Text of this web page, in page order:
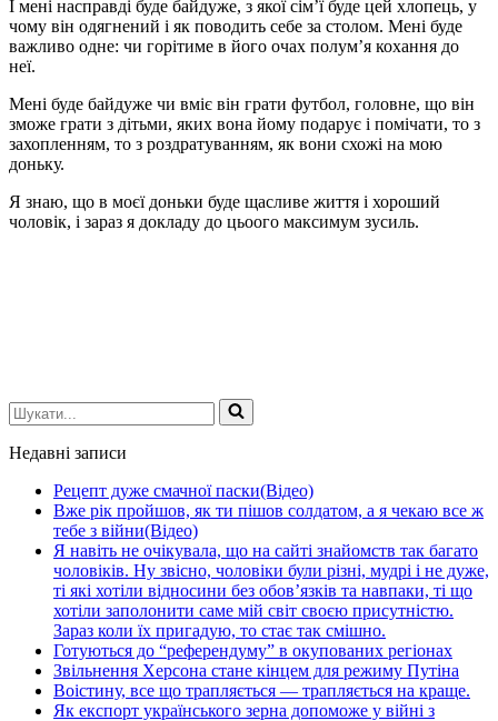
І мені насправді буде байдуже, з якої сім’ї буде цей хлопець, у
чому він одягнений і як поводить себе за столом. Мені буде
важливо одне: чи горітиме в його очах полум’я кохання до
неї.
Мені буде байдуже чи вміє він грати футбол, головне, що він
зможе грати з дітьми, яких вона йому подарує і помічати, то з
захопленням, то з роздратуванням, як вони схожі на мою
доньку.
Я знаю, що в моєї доньки буде щасливе життя і хороший
чоловік, і зараз я докладу до цьоого максимум зусиль.
Шукати...
Недавні записи
Рецепт дуже смачної паски(Відео)
Вже рік пройшов, як ти пішов солдатом, а я чекаю все ж
тебе з війни(Відео)
Я навіть не очікувала, що на сайті знайомств так багато
чоловіків. Ну звісно, чоловіки були різні, мудрі і не дуже,
ті які хотіли відносини без обов’язків та навпаки, ті що
хотіли заполонити саме мій світ своєю присутністю.
Зараз коли їх пригадую, то стає так смішно.
Готуються до “референдуму” в окупованих регіонах
Звільнення Херсона стане кінцем для режиму Путіна
Воістину, все що трапляється — трапляється на краще.
Як експорт українського зерна допоможе у війні з